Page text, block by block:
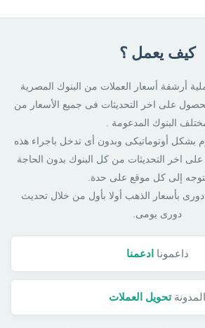
كيف يعمل ؟
أرشفة أسعار العملات من البنوك المصرية
على اخر التحديثات فى جميع الأسعار من
البنوك المدعومة .
بشكل أوتوماتيكى وبدون أى تدخل باجراء هذه
اخر التحديثات من كل البنوك بدون الحاجة
إلى كل موقع على حدة.
بأسعار الذهب أولا بأول من خلال تحديث
دورى يومى.
داعمونا ادعمنا
المدونةتحويل العملات